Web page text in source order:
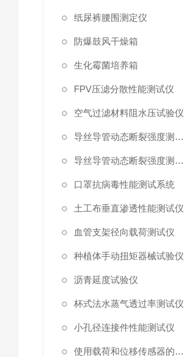
纸尿裤腰围测定仪
防爆鼓风干燥箱
生化霉菌培养箱
FPV压滤分散性能测试仪
空气过滤材料阻水压试验仪
导丝导管动态断裂强度测试仪 （峰值拉力）
导丝导管动态断裂强度测试仪
口罩抗病毒性能测试系统
土工布垂直渗透性能测试仪
血管支架径向载荷测试仪
种植体手动扭矩器械试验仪
沥青延度试验仪
杯式法水蒸气透过率测试仪
小孔径连接件性能测试仪
使用载荷和位移传感器的塑料高速穿刺特性测试仪